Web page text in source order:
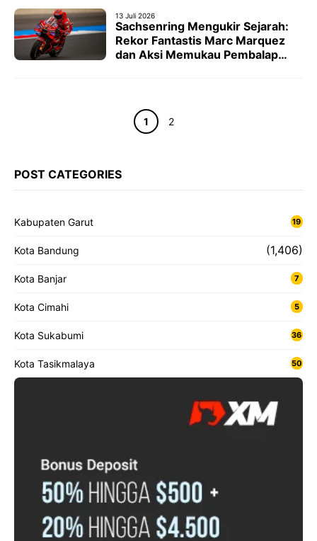
13 Juli 2026
Sachsenring Mengukir Sejarah:
Rekor Fantastis Marc Marquez
dan Aksi Memukau Pembalap
Halaman
1 Halaman
2
POST CATEGORIES
Kabupaten Garut 19
Kota Bandung (1,406)
Kota Banjar 7
Kota Cimahi 5
Kota Sukabumi 36
Kota Tasikmalaya 50